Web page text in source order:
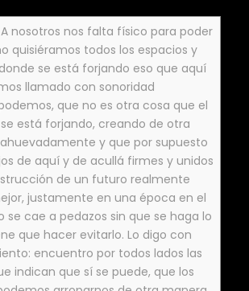
A nosotros nos falta físico para poder
quisiéramos todos los espacios y
se está forjando eso que aquí
llamado con sonoridad
que no es otra cosa que el
está forjando, creando de otra
y que por supuesto
de aquí y de acullá firmes y unidos
de un futuro realmente
justamente en una época en el
se cae a pedazos sin que se haga lo
que hacer evitarlo. Lo digo con
encuentro por todos lados las
indican que sí se puede, que los